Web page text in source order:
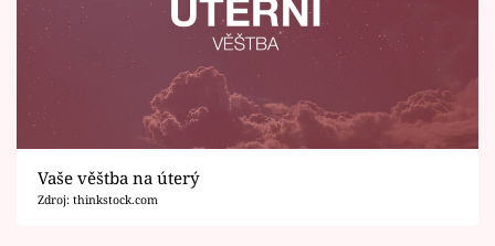
Seriály
Horoskopy
Sledujte prima+
Filmový festival Karlovy Vary
Vaše věštba na úterý
Zdroj: thinkstock.com